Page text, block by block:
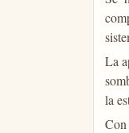
La
la
Con